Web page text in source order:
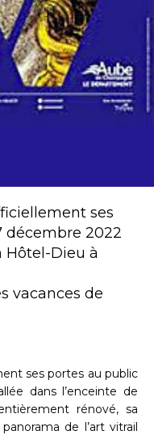
ses
décembre 2022
Hôtel-Dieu à
vacances de
ses portes au public
dans l’enceinte de
rénové, sa
de l’art vitrail